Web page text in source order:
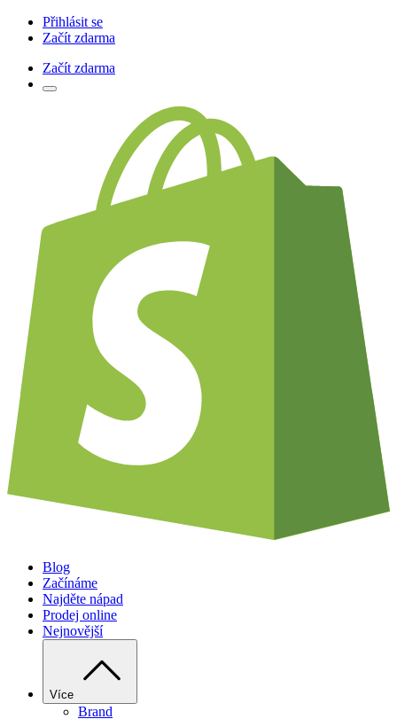
Přihlásit se
Začít zdarma
Začít zdarma
Blog
Začínáme
Najděte nápad
Prodej online
Nejnovější
Více
Brand